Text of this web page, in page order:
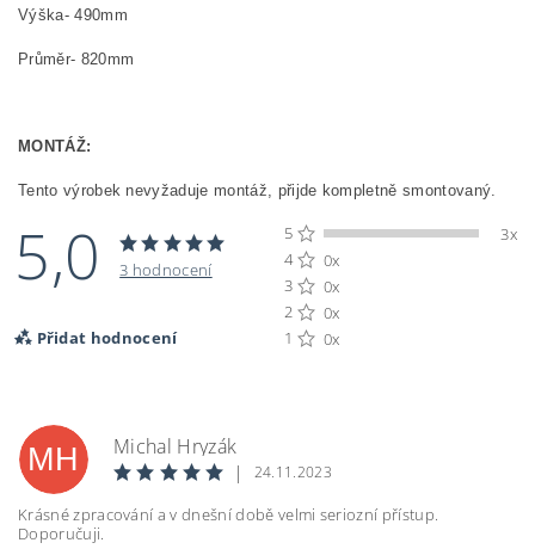
Výška- 490mm
Průměr- 820mm
MONTÁŽ:
Tento výrobek nevyžaduje montáž, přijde kompletně smontovaný.
5,0 3 hodnocení
Přidat hodnocení
5
3x
4
0x
3
0x
2
0x
1
0x
MH
Michal Hryzák
|
24.11.2023
Krásné zpracování a v dnešní době velmi seriozní přístup.
Doporučuji.